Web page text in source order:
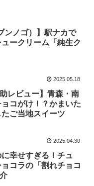
ンノゴ）】駅ナカで
ークリーム「純生ク
2025.05.18
助レビュー】青森・南
コがけ！？かまいた
ご当地スイーツ
2025.04.30
幸せすぎる！チュ
コラの「割れチョコ